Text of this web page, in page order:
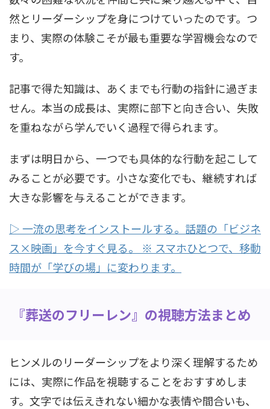
然とリーダーシップを身につけていったのです。つ
まり、実際の体験こそが最も重要な学習機会なので
す。
記事で得た知識は、あくまでも行動の指針に過ぎま
せん。本当の成長は、実際に部下と向き合い、失敗
を重ねながら学んでいく過程で得られます。
まずは明日から、一つでも具体的な行動を起こして
みることが必要です。小さな変化でも、継続すれば
大きな影響を与えることができます。
▷ 一流の思考をインストールする。話題の「ビジネ
ス×映画」を今すぐ見る。 ※ スマホひとつで、移動
時間が「学びの場」に変わります。
『葬送のフリーレン』の視聴方法まとめ
ヒンメルのリーダーシップをより深く理解するため
には、実際に作品を視聴することをおすすめしま
す。文字では伝えきれない細かな表情や間合いも、